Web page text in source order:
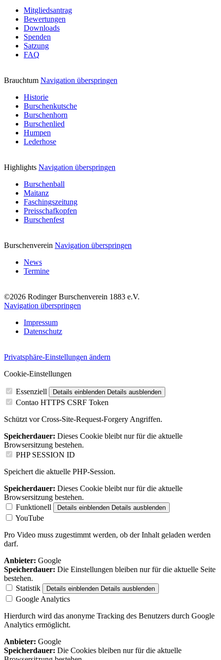
Mitgliedsantrag
Bewertungen
Downloads
Spenden
Satzung
FAQ
Brauchtum Navigation überspringen
Historie
Burschenkutsche
Burschenhorn
Burschenlied
Humpen
Lederhose
Highlights Navigation überspringen
Burschenball
Maitanz
Faschingszeitung
Preisschafkopfen
Burschenfest
Burschenverein Navigation überspringen
News
Termine
©2026 Rodinger Burschenverein 1883 e.V.
Navigation überspringen
Impressum
Datenschutz
Privatsphäre-Einstellungen ändern
Cookie-Einstellungen
Essenziell Details einblenden Details ausblenden
Contao HTTPS CSRF Token
Schützt vor Cross-Site-Request-Forgery Angriffen.
Speicherdauer: Dieses Cookie bleibt nur für die aktuelle
Browsersitzung bestehen.
PHP SESSION ID
Speichert die aktuelle PHP-Session.
Speicherdauer: Dieses Cookie bleibt nur für die aktuelle
Browsersitzung bestehen.
Funktionell
Details einblenden Details ausblenden
YouTube
Pro Video muss zugestimmt werden, ob der Inhalt geladen werden
darf.
Anbieter: Google
Speicherdauer: Die Einstellungen bleiben nur für die aktuelle Seite
bestehen.
Statistik
Details einblenden Details ausblenden
Google Analytics
Hierdurch wird das anonyme Tracking des Benutzers durch Google
Analytics ermöglicht.
Anbieter: Google
Speicherdauer: Die Cookies bleiben nur für die aktuelle